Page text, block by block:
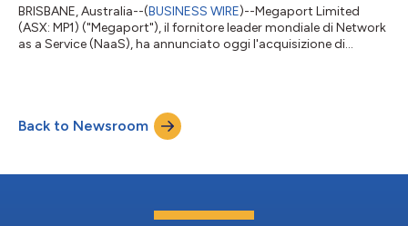
BRISBANE, Australia--(BUSINESS WIRE)--Megaport Limited
(ASX: MP1) ("Megaport"), il fornitore leader mondiale di Network
as a Service (NaaS), ha annunciato oggi l'acquisizione di
piattaforma Extreme IX. L'acquisizione estende la piattaforma
globale di Megaport a uno dei mercati di infrastrutture digitali
Back to Newsroom